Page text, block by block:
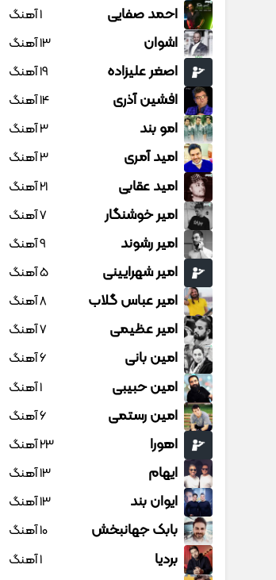
احمد صفایی 1 آهنگ
اشوان 13 آهنگ
اصغر علیزاده 19 آهنگ
افشین آذری 14 آهنگ
امو بند 3 آهنگ
امید آمری 3 آهنگ
امید عقابی 21 آهنگ
امیر خوشنگار 7 آهنگ
امیر رشوند 9 آهنگ
امیر شهرایینی 5 آهنگ
امیر عباس گلاب 8 آهنگ
امیر عظیمی 7 آهنگ
امین بانی 6 آهنگ
امین حبیبی 1 آهنگ
امین رستمی 6 آهنگ
اهورا 23 آهنگ
ایهام 13 آهنگ
ایوان بند 13 آهنگ
بابک جهانبخش 10 آهنگ
بردیا 1 آهنگ